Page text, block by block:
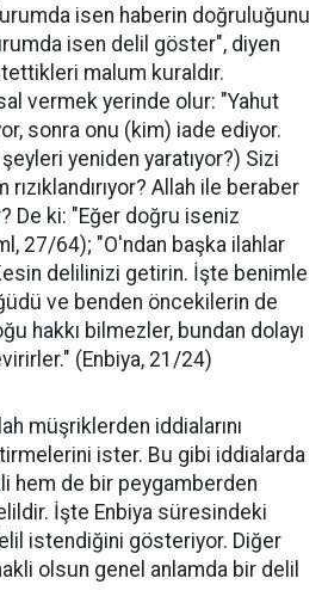
isen haberin doğruluğunu
isen delil göster", diyen
malum kuraldır.
vermek yerinde olur: "Yahut
sonra onu (kim) iade ediyor.
yeniden yaratıyor?) Sizi
Allah ile beraber
De ki: "Eğer doğru iseniz
27/64); "O'ndan başka ilahlar
delilinizi getirin. İşte benimle
ve benden öncekilerin de
hakkı bilmezler, bundan dolayı
(Enbiya, 21/24)
müşriklerden iddialarını
ister. Bu gibi iddialarda
hem de bir peygamberden
İşte Enbiya süresindeki
istendiğini gösteriyor. Diğer
olsun genel anlamda bir delil